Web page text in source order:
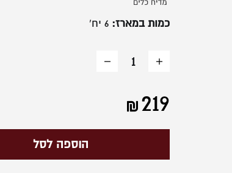
כמות במארז: 6 יח'
219
הוספה לסל